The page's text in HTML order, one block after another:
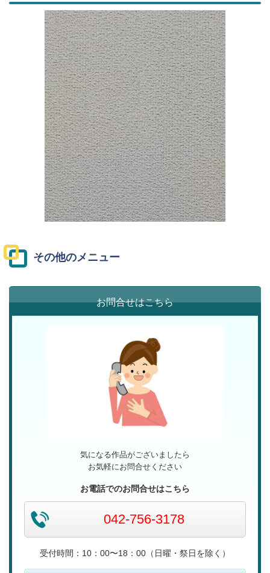
その他のメニュー
お問合せはこちら
気になる作品がございましたら
お気軽にお問合せください
お電話でのお問合せはこちら
042-756-3178
受付時間：10：00〜18：00（日曜・祭日を除く）